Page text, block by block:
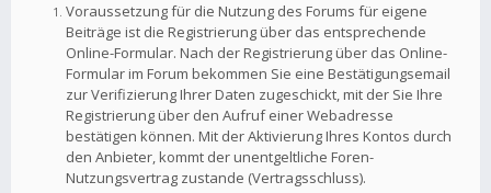
Voraussetzung für die Nutzung des Forums für eigene
Beiträge ist die Registrierung über das entsprechende
Online-Formular. Nach der Registrierung über das Online-
Formular im Forum bekommen Sie eine Bestätigungsemail
zur Verifizierung Ihrer Daten zugeschickt, mit der Sie Ihre
Registrierung über den Aufruf einer Webadresse
bestätigen können. Mit der Aktivierung Ihres Kontos durch
den Anbieter, kommt der unentgeltliche Foren-
Nutzungsvertrag zustande (Vertragsschluss).